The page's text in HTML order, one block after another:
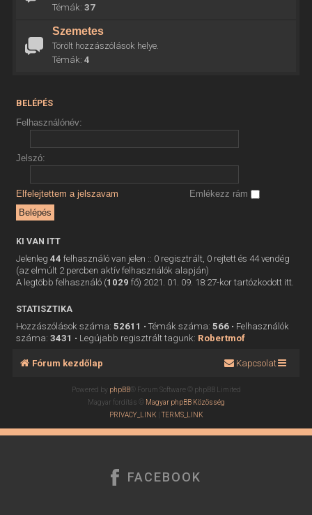
Témák: 37
Szemetes
Törölt hozzászólások helye.
Témák: 4
BELÉPÉS
Felhasználónév:
Jelszó:
Elfelejtettem a jelszavam Emlékezz rám
KI VAN ITT
Jelenleg 44 felhasználó van jelen :: 0 regisztrált, 0 rejtett és 44 vendég
(az elmúlt 2 percben aktív felhasználók alapján)
A legtöbb felhasználó (1029 fő) 2021. 01. 09. 18:27-kor tartózkodott itt.
STATISZTIKA
Hozzászólások száma: 52611 • Témák száma: 566• Felhasználók
száma: 3431 • Legújabb regisztrált tagunk: Robertmof
Fórum kezdőlap Kapcsolat
Powered by phpBB® Forum Software © phpBB Limited
Magyar fordítás © Magyar phpBB Közösség
PRIVACY_LINK |TERMS_LINK
FACEBOOK